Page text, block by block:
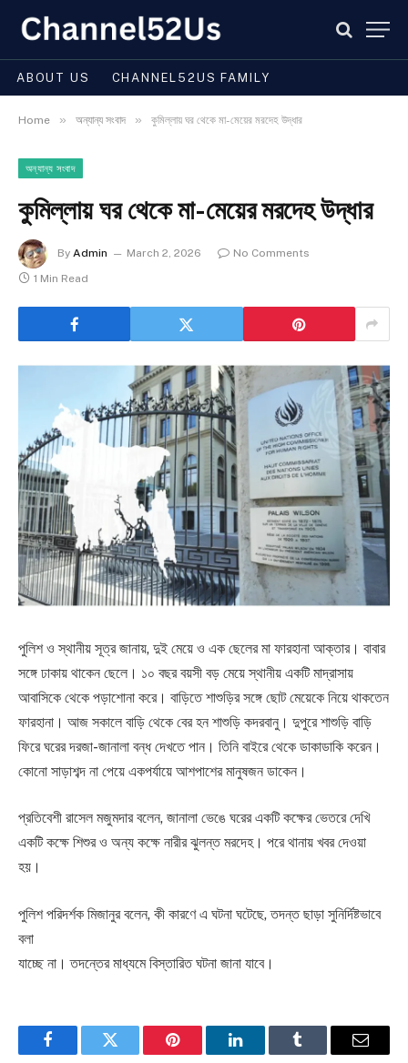
ABOUT US CHANNEL52US FAMILY
Home » অন্যান্য সংবাদ » কুমিল্লায় ঘর থেকে মা-মেয়ের মরদেহ উদ্ধার
অন্যান্য সংবাদ
কুমিল্লায় ঘর থেকে মা-মেয়ের মরদেহ উদ্ধার
By Admin March 2, 2026
No Comments
1 Min Read
পুলিশ ও স্থানীয় সূত্র জানায়, দুই মেয়ে ও এক ছেলের মা ফারহানা আক্তার। বাবার
সঙ্গে ঢাকায় থাকেন ছেলে। ১০ বছর বয়সী বড় মেয়ে স্থানীয় একটি মাদ্রাসায়
আবাসিকে থেকে পড়াশোনা করে। বাড়িতে শাশুড়ির সঙ্গে ছোট মেয়েকে নিয়ে থাকতেন
ফারহানা। আজ সকালে বাড়ি থেকে বের হন শাশুড়ি কদরবানু। দুপুরে শাশুড়ি বাড়ি
ফিরে ঘরের দরজা-জানালা বন্ধ দেখতে পান। তিনি বাইরে থেকে ডাকাডাকি করেন।
কোনো সাড়াশব্দ না পেয়ে একপর্যায়ে আশপাশের মানুষজন ডাকেন।
প্রতিবেশী রাসেল মজুমদার বলেন, জানালা ভেঙে ঘরের একটি কক্ষের ভেতরে দেখি
একটি কক্ষে শিশুর ও অন্য কক্ষে নারীর ঝুলন্ত মরদেহ। পরে থানায় খবর দেওয়া
হয়।
পুলিশ পরিদর্শক মিজানুর বলেন, কী কারণে এ ঘটনা ঘটেছে, তদন্ত ছাড়া সুনির্দিষ্টভাবে
বলা
যাচ্ছে না। তদন্তের মাধ্যমে বিস্তারিত ঘটনা জানা যাবে।
FacebookTwitter Pinterest LinkedInTumblr Email